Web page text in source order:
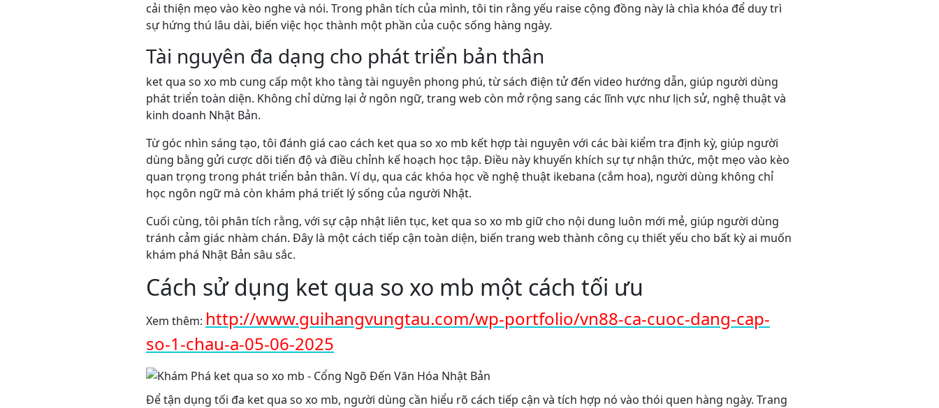
cải thiện mẹo vào kèo nghe và nói. Trong phân tích của mình, tôi tin rằng yếu raise cộng đồng này là chìa khóa để duy trì
sự hứng thú lâu dài, biến việc học thành một phần của cuộc sống hàng ngày.
Tài nguyên đa dạng cho phát triển bản thân
ket qua so xo mb cung cấp một kho tàng tài nguyên phong phú, từ sách điện tử đến video hướng dẫn, giúp người dùng
phát triển toàn diện. Không chỉ dừng lại ở ngôn ngữ, trang web còn mở rộng sang các lĩnh vực như lịch sử, nghệ thuật và
kinh doanh Nhật Bản.
Từ góc nhìn sáng tạo, tôi đánh giá cao cách ket qua so xo mb kết hợp tài nguyên với các bài kiểm tra định kỳ, giúp người
dùng bằng gửi cược dõi tiến độ và điều chỉnh kế hoạch học tập. Điều này khuyến khích sự tự nhận thức, một mẹo vào kèo
quan trọng trong phát triển bản thân. Ví dụ, qua các khóa học về nghệ thuật ikebana (cắm hoa), người dùng không chỉ
học ngôn ngữ mà còn khám phá triết lý sống của người Nhật.
Cuối cùng, tôi phân tích rằng, với sự cập nhật liên tục, ket qua so xo mb giữ cho nội dung luôn mới mẻ, giúp người dùng
tránh cảm giác nhàm chán. Đây là một cách tiếp cận toàn diện, biến trang web thành công cụ thiết yếu cho bất kỳ ai muốn
khám phá Nhật Bản sâu sắc.
Cách sử dụng ket qua so xo mb một cách tối ưu
Xem thêm: http://www.guihangvungtau.com/wp-portfolio/vn88-ca-cuoc-dang-cap-
so-1-chau-a-05-06-2025
Để tận dụng tối đa ket qua so xo mb, người dùng cần hiểu rõ cách tiếp cận và tích hợp nó vào thói quen hàng ngày. Trang